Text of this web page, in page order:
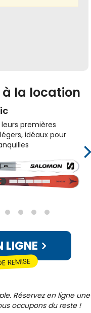
à la location
premières
idéaux pour
LIGNE
REMISE
Réservez en ligne une
occupons du reste !